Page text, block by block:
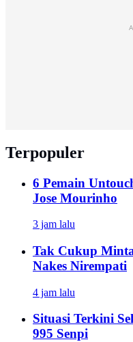
Terpopuler
6 Pemain
Jose Mourinho
3 jam lalu
Tak Cukup
Nakes Nirempati
4 jam lalu
Situasi Terkini
995 Senpi